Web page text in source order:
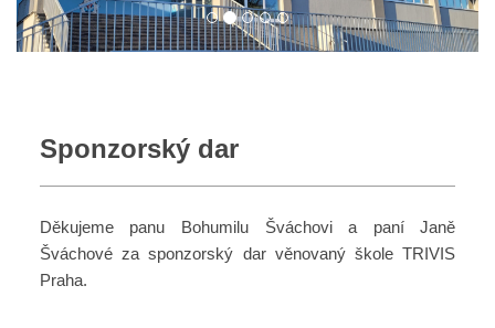
Sponzorský dar
Děkujeme panu Bohumilu Šváchovi a paní Janě
Šváchové za sponzorský dar věnovaný škole TRIVIS
Praha.